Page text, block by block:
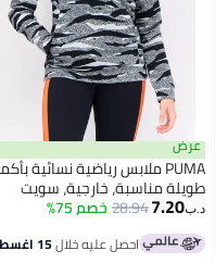
PUMA ملابس رياضية نسائية بأكمام
مناسبة، خارجية، سويت
أسود/رمادي
28.94خصم 75%
احصل عليه خلال15 اغسطس